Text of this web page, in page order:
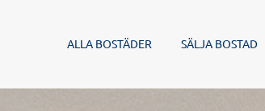
ALLA BOSTÄDER SÄLJA BOSTAD